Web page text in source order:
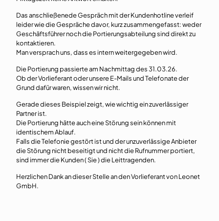
Das anschließenede Gespräch mit der Kundenhotline verleif
leider wie die Gespräche davor, kurz zusammengefasst: weder
Geschäftsführer noch die Portierungsabteilung sind direkt zu
kontaktieren.
Man versprach uns, dass es intern weitergegeben wird.
Die Portierung passierte am Nachmittag des 31.03.26.
Ob der Vorlieferant oder unsere E-Mails und Telefonate der
Grund dafür waren, wissen wir nicht.
Gerade dieses Beispiel zeigt, wie wichtig ein zuverlässiger
Partner ist.
Die Portierung hätte auch eine Störung sein können mit
identischem Ablauf.
Falls die Telefonie gestört ist und der unzuverlässige Anbieter
die Störung nicht beseitigt und nicht die Rufnummer portiert,
sind immer die Kunden ( Sie ) die Leittragenden.
Herzlichen Dank an dieser Stelle an den Vorlieferant von Leonet
GmbH.